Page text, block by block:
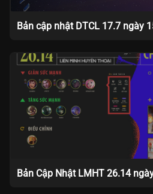
Bản cập nhật DTCL 17.7 ngày
Bản Cập Nhật LMHT 26.14